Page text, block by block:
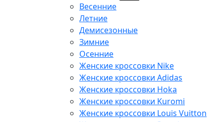
Весенние
Летние
Демисезонные
Зимние
Осенние
Женские кроссовки Nike
Женские кроссовки Adidas
Женские кроссовки Hoka
Женские кроссовки Kuromi
Женские кроссовки Louis Vuitton